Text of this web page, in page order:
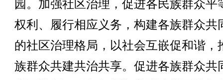
园。加强社区治理，促进各民族群众平
权利、履行相应义务，构建各族群众共
的社区治理格局，以社会互嵌促和谐，
族群众共建共治共享。促进各族群众共